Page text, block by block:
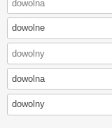
dowolne
dowolna
dowolny